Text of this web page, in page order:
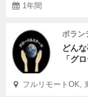
1年間
ボラン
どん
「グ
フルリモートOK,